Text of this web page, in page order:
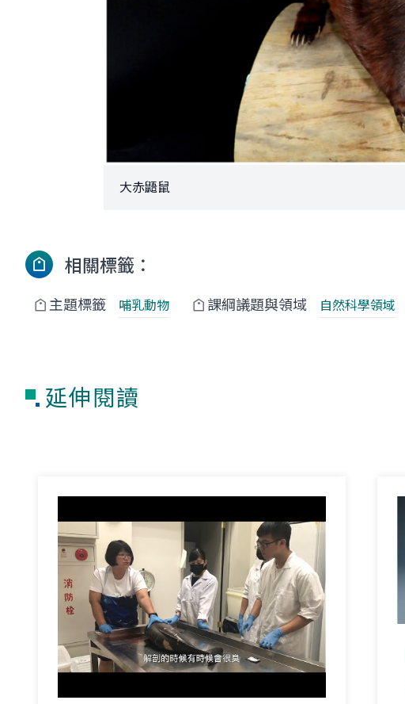
大赤鼯鼠
相關標籤：
主題標籤 哺乳動物 課綱議題與領域 自然科學領域
延伸閱讀